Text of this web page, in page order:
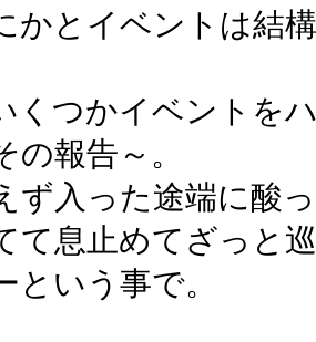
かとイベントは結
くつかイベントを
の報告～。
ず入った途端に酸
て息止めてざっと
という事で。